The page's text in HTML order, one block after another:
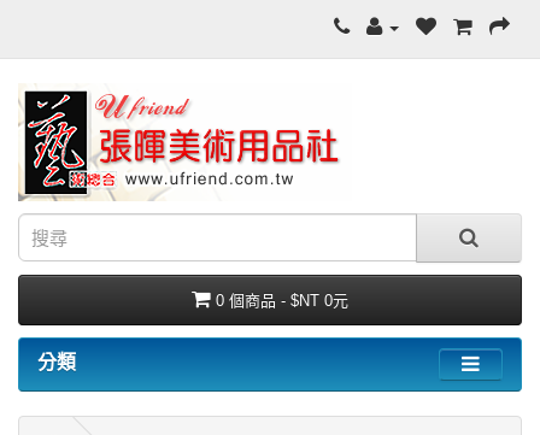
0 個商品 - $NT 0元
分類